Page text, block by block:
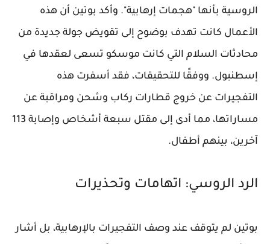
الروسية بأنها "هجمات إرهابية". وأكد بوتين أن هذه
الأعمال كانت تهدف بوضوح إلى تقويض جولة جديدة من
محادثات السلام التي كانت موسكو تسعى لعقدها في
إسطنبول. ووفقًا للتحقيقات، فقد أسفرت هذه
التفجيرات عن خروج قطارات ركاب وشحن ومراقبة عن
مساراتها، مما أدى إلى مقتل سبعة أشخاص وإصابة 113
آخرين، بينهم أطفال.
الرد الروسي: اتهامات وتحذيرات
بوتين لم يتوقف عند وصف التفجيرات بالإرهابية، بل أشار